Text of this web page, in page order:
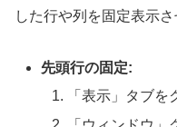
した行や列を固定表示
先頭行の固定:
「表示」タブを